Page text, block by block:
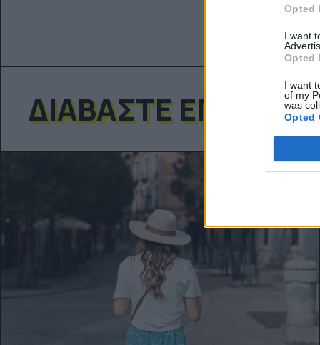
Opted
I want
Opted
I want
of my
was
Opted
ΔΙΑΒΆΣΤΕ ΕΠΊΣΗΣ